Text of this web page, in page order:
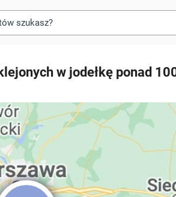
w jodełkę ponad